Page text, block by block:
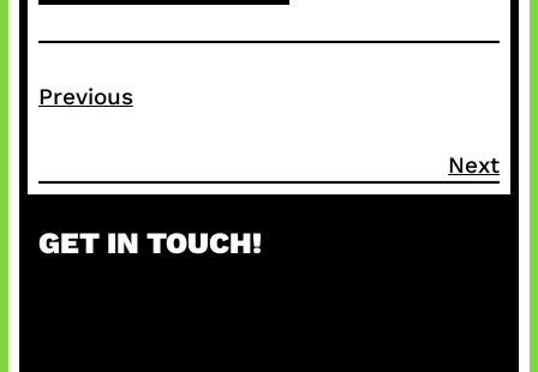
Previous
Next
GET IN TOUCH!